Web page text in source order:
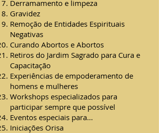
Derramamento e limpeza
Gravidez
Remoção de Entidades Espirituais
Negativas
Curando Abortos e Abortos
Retiros do Jardim Sagrado para Cura e
Capacitação
Experiências de empoderamento de
homens e mulheres
Workshops especializados para
participar sempre que possível
Eventos especiais para...
Iniciações Orisa